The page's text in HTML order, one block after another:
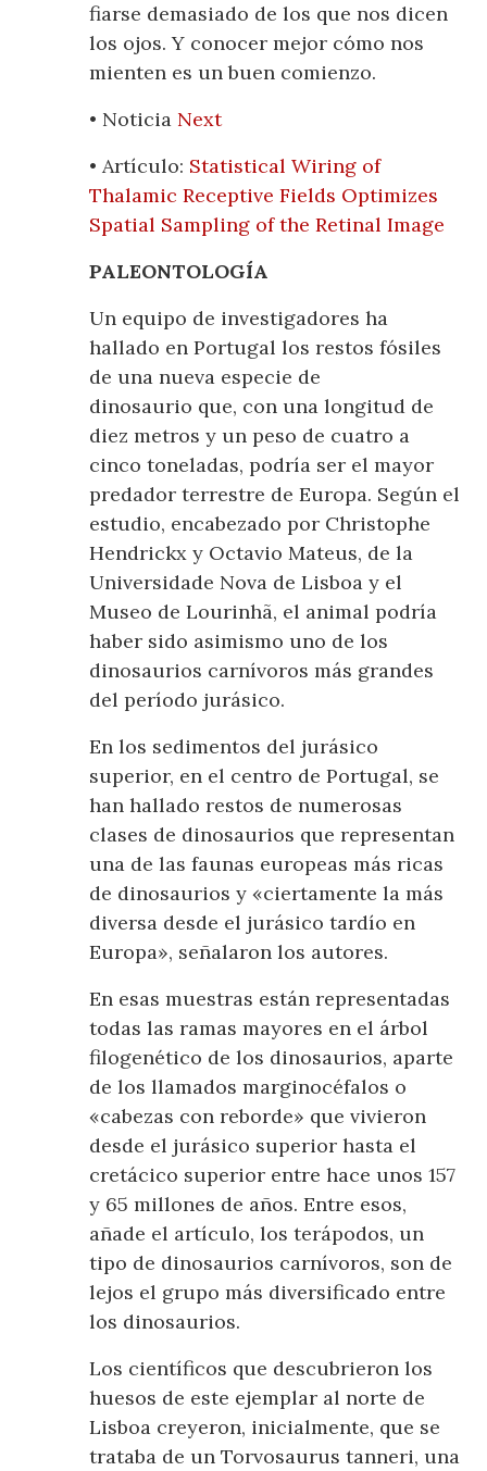
fiarse demasiado de los que nos dicen
los ojos. Y conocer mejor cómo nos
mienten es un buen comienzo.
• Noticia Next
• Artículo: Statistical Wiring of
Thalamic Receptive Fields Optimizes
Spatial Sampling of the Retinal Image
PALEONTOLOGÍA
Un equipo de investigadores ha
hallado en Portugal los restos fósiles
de una nueva especie de
dinosaurio que, con una longitud de
diez metros y un peso de cuatro a
cinco toneladas, podría ser el mayor
predador terrestre de Europa. Según el
estudio, encabezado por Christophe
Hendrickx y Octavio Mateus, de la
Universidade Nova de Lisboa y el
Museo de Lourinhã, el animal podría
haber sido asimismo uno de los
dinosaurios carnívoros más grandes
del período jurásico.
En los sedimentos del jurásico
superior, en el centro de Portugal, se
han hallado restos de numerosas
clases de dinosaurios que representan
una de las faunas europeas más ricas
de dinosaurios y «ciertamente la más
diversa desde el jurásico tardío en
Europa», señalaron los autores.
En esas muestras están representadas
todas las ramas mayores en el árbol
filogenético de los dinosaurios, aparte
de los llamados marginocéfalos o
«cabezas con reborde» que vivieron
desde el jurásico superior hasta el
cretácico superior entre hace unos 157
y 65 millones de años. Entre esos,
añade el artículo, los terápodos, un
tipo de dinosaurios carnívoros, son de
lejos el grupo más diversificado entre
los dinosaurios.
Los científicos que descubrieron los
huesos de este ejemplar al norte de
Lisboa creyeron, inicialmente, que se
trataba de un Torvosaurus tanneri, una